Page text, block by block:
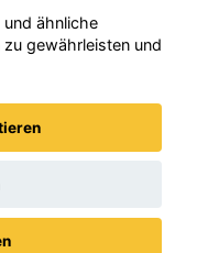
ähnliche
gewährleisten und